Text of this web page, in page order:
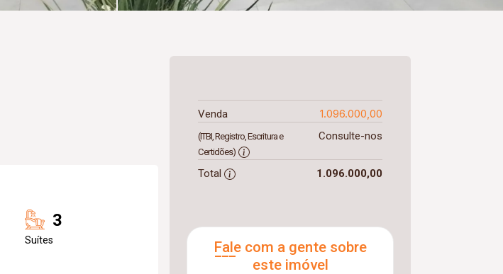
3
Suítes
Venda 1.096.000,00
(ITBI, Registro, Escritura e
Certidões)
Consulte-nos
Total 1.096.000,00
Fale com a gente sobre
este imóvel